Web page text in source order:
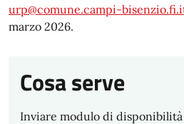
urp@comune.campi-
marzo 2026.
Cosa serve
Inviare modulo di